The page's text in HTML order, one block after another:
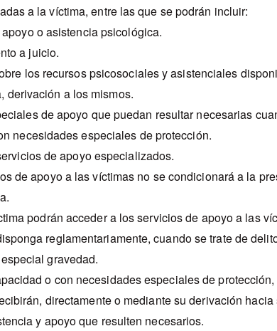
a la víctima, entre las que se podrán incluir:
o asistencia psicológica.
a juicio.
los recursos psicosociales y asistenciales
derivación a los mismos.
de apoyo que puedan resultar necesarias
necesidades especiales de protección.
de apoyo especializados.
de apoyo a las víctimas no se condicionará a la
podrán acceder a los servicios de apoyo a las
reglamentariamente, cuando se trate de
gravedad.
o con necesidades especiales de
directamente o mediante su derivación
y apoyo que resulten necesarios.